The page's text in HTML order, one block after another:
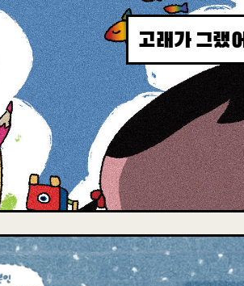
고래가 그랬어